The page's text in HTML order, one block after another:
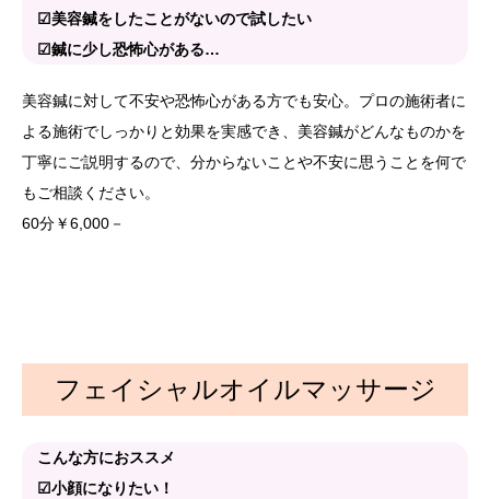
☑美容鍼をしたことがないので試したい
☑鍼に少し恐怖心がある…
美容鍼に対して不安や恐怖心がある方でも安心。プロの施術者に
よる施術でしっかりと効果を実感でき、美容鍼がどんなものかを
丁寧にご説明するので、分からないことや不安に思うことを何で
もご相談ください。
60分￥6,000－
フェイシャルオイルマッサージ
こんな方におススメ
☑小顔になりたい！